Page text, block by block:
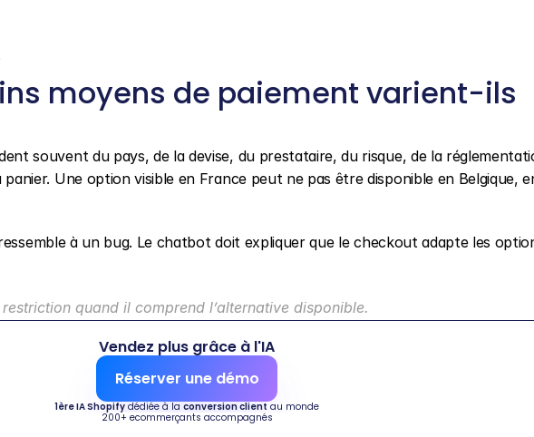
moyens de paiement varient-ils
souvent du pays, de la devise, du prestataire, du risque, de la
Une option visible en France peut ne pas être disponible en Belgique,
à un bug. Le chatbot doit expliquer que le checkout adapte les
quand il comprend l’alternative disponible.
Vendez plus grâce à l'IA
Réserver une démo
1ère IA Shopify dédiée à la conversion client au monde
200+ ecommerçants accompagnés